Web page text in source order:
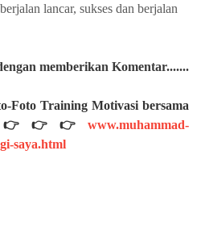
lancar, sukses dan berjalan
memberikan Komentar.......
Foto Training Motivasi bersama
👉👉👉 www.muhammad-
saya.html